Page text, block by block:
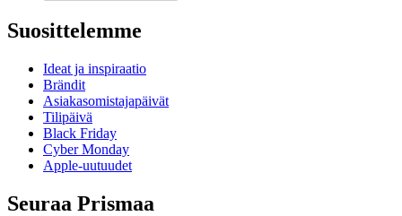
Suosittelemme
Ideat ja inspiraatio
Brändit
Asiakasomistajapäivät
Tilipäivä
Black Friday
Cyber Monday
Apple-uutuudet
Seuraa Prismaa